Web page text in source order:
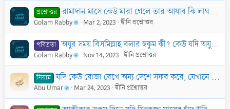
প্রশ্নোত্তর রামাদান মাসে কেউ মারা গেলে তার আযাব কি লাঘব করা হয়?
Golam Rabby Mar 2, 2023 দ্বীনি প্রশ্নোত্তর
পবিত্রতা অযুর সময় বিসমিল্লাহ বলার হুকুম কী? কেউ যদি অযুর সময় বিসমিল্লাহ না বলে, তাহলে তার অযু হবে?
Golam Rabby Nov 14, 2023 দ্বীনি প্রশ্নোত্তর
সিয়াম যদি কেউ রোজা রেখে অন্য দেশে সফর করে, যেখানে রোজা দেরিতে শুরু হয়েছে, এক্ষেত্রে কি তাকে ৩১ দিন রোজা পালন করতে হবে?
Abu Umar Mar 24, 2023 দ্বীনি প্রশ্নোত্তর